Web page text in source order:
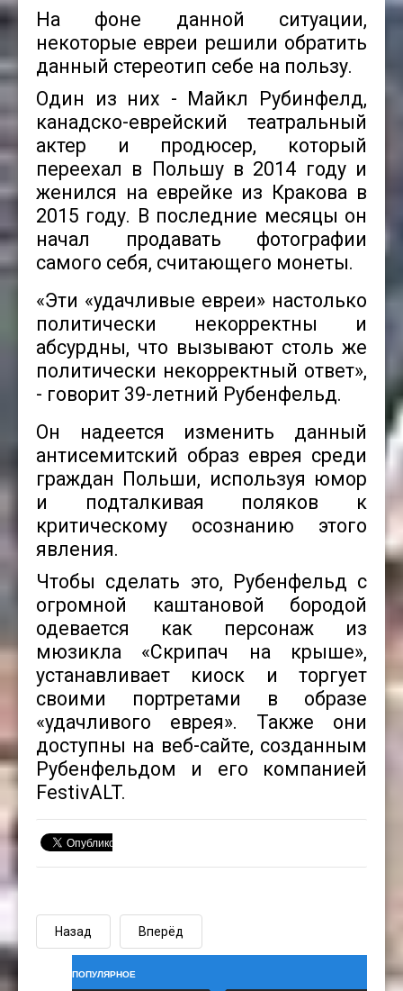
На фоне данной ситуации,
некоторые евреи решили обратить
данный стереотип себе на пользу.
Один из них - Майкл Рубинфелд,
канадско-еврейский театральный
актер и продюсер, который
переехал в Польшу в 2014 году и
женился на еврейке из Кракова в
2015 году. В последние месяцы он
начал продавать фотографии
самого себя, считающего монеты.
«Эти «удачливые евреи» настолько
политически некорректны и
абсурдны, что вызывают столь же
политически некорректный ответ»,
- говорит 39-летний Рубенфельд.
Он надеется изменить данный
антисемитский образ еврея среди
граждан Польши, используя юмор
и подталкивая поляков к
критическому осознанию этого
явления.
Чтобы сделать это, Рубенфельд с
огромной каштановой бородой
одевается как персонаж из
мюзикла «Скрипач на крыше»,
устанавливает киоск и торгует
своими портретами в образе
«удачливого еврея». Также они
доступны на веб-сайте, созданным
Рубенфельдом и его компанией
FestivALT.
Назад Вперёд
ПОПУЛЯРНОЕ